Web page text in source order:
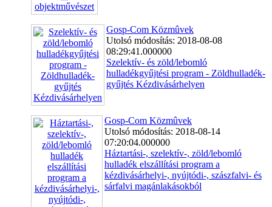
Gosp-Com Közmûvek
Utolsó módosítás: 2018-08-08
08:29:41.000000
Szelektív- és zöld/lebomló
hulladékgyűjtési program - Zöldhulladék-
gyűjtés Kézdivásárhelyen
Gosp-Com Közmûvek
Utolsó módosítás: 2018-08-14
07:20:04.000000
Háztartási-, szelektív-, zöld/lebomló
hulladék elszállítási program a
kézdivásárhelyi-, nyújtódi-, szászfalvi- és
sárfalvi magánlakásokból